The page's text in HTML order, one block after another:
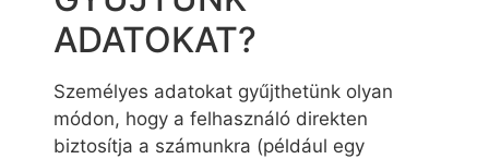
ADATOKAT?
Személyes adatokat gyűjthetünk olyan
módon, hogy a felhasználó direkten
biztosítja a számunkra (például egy